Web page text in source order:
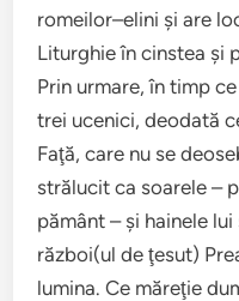
romeilor–elini şi are
Liturghie în cinstea şi
Prin urmare, în timp
trei ucenici, deodată
Faţă, care nu se
strălucit ca soarele –
pământ – şi hainele
război(ul de ţesut)
lumina. Ce măreţie